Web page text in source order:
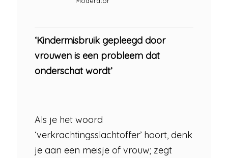
‘Kindermisbruik gepleegd door
vrouwen is een probleem dat
onderschat wordt’
Als je het woord
‘verkrachtingsslachtoffer’ hoort, denk
je aan een meisje of vrouw; zegt